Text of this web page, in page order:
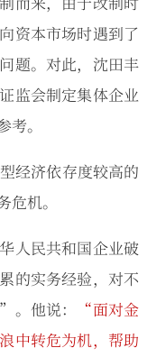
资本市场时遇到了
题。对此，沈田丰
监会制定集体企业
。
经济依存度较高的
机。
人民共和国企业破
的实务经验，对不
他说：
“面对金
中转危为机，帮助